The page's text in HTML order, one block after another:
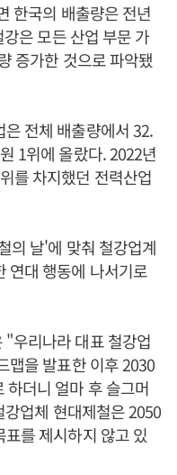
한국의 배출량은 전년
은 모든 산업 부문 가
증가한 것으로 파악됐
전체 배출량에서 32.
1위에 올랐다. 2022년
를 차지했던 전력산업
의 날'에 맞춰 철강업계
연대 행동에 나서기로
"우리나라 대표 철강업
맵을 발표한 이후 2030
더니 얼마 후 슬그머
업체 현대제철은 2050
를 제시하지 않고 있